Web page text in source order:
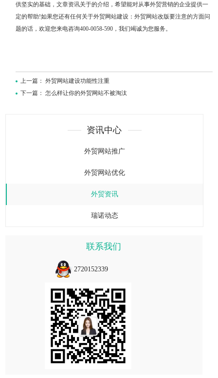
供坚实的基础，文章资讯关于的介绍，希望能对从事外贸营销的企业提供一
定的帮助!如果您还有任何关于外贸网站建设：外贸网站改版要注意的方面问
题的话，欢迎您来电咨询400-0058-590，我们竭诚为您服务。
上一篇：外贸网站建设功能性注重
下一篇：怎么样让你的外贸网站不被淘汰
资讯中心
外贸网站推广
外贸网站优化
外贸资讯
瑞诺动态
联系我们
2720152339